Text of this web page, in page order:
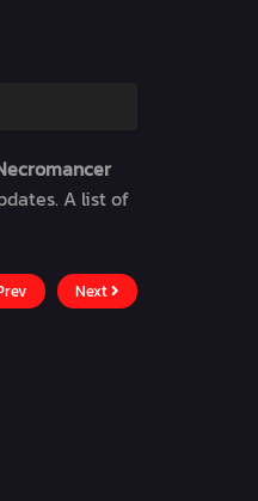
A list of
Next